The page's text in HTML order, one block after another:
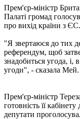
Прем'єр-міністр
Палаті громад
про вихід країни з
"Я звертаюся до тих
референдум, щоб
знадобиться угода, і,
угоди", - сказала Мей.
Прем'єр-міністр
готовність її
депутати